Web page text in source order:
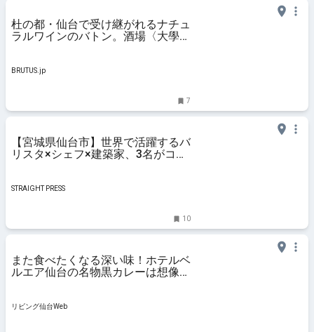
杜の都・仙台で受け継がれるナチュ
ラルワインのバトン。酒場〈大學〉
BRUTUS.jp
7
【宮城県仙台市】世界で活躍するバ
リスタ×シェフ×建築家、3名がコラ
STRAIGHT PRESS
10
また食べたくなる深い味！ホテルベ
ルエア仙台の名物黒カレーは想像ど
リビング仙台Web